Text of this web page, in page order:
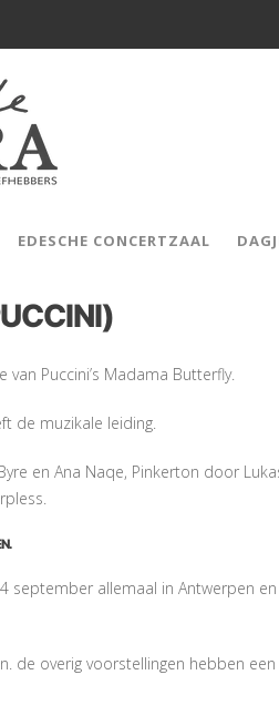
EDESCHE CONCERTZAAL
Puccini’s Madama Butterfly.
de muzikale leiding.
en Ana Naqe, Pinkerton door
september allemaal in Antwerpen
de overig voorstellingen hebben